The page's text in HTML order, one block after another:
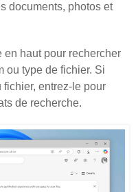
documents, photos et
haut pour rechercher
ou type de fichier. Si
entrez-le pour
de recherche.